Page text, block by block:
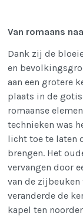
Van romaans
Dank zij de
en
aan een grotere
plaats in de
romaanse
technieken was
licht toe te laten
brengen. Het
vervangen door
van de
veranderde de
kapel ten